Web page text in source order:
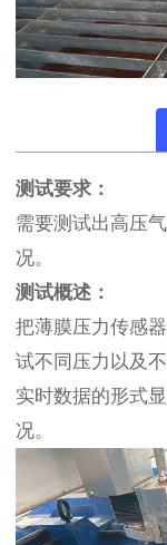
测试要求：
需要测试出高压
况。
测试概述：
把薄膜压力传感
试不同压力以及
实时数据的形式
况。